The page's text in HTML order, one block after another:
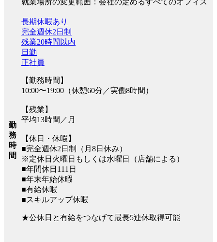
就業場所の変更範囲：会社の定めるすべてのオフィス
勤
務
時
間
長期休暇あり
完全週休2日制
残業20時間以内
日勤
正社員
【勤務時間】
10:00〜19:00（休憩60分／実働8時間）
【残業】
平均13時間／月
【休日・休暇】
■完全週休2日制（月8日休み）
※定休日火曜日もしくは水曜日（店舗による）
■年間休日111日
■年末年始休暇
■有給休暇
■スキルアップ休暇
★公休日と有給をつなげて最長5連休取得可能